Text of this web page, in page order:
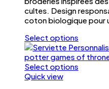
cultes. Design
coton biologique pour
Select options
Ce
produit
a
plusieurs
Select options
Ce
Quick view